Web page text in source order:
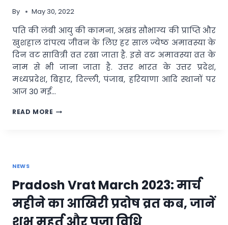
कई
मिलेंगे
कई
लाभ
By May 30, 2022
पति की लंबी आयु की कामना, अखंड सौभाग्य की प्राप्ति और
खुशहाल दांपत्य जीवन के लिए हर साल ज्येष्ठ अमावस्या के
दिन वट सावित्री व्रत रखा जाता है. इसे वट अमावस्या व्रत के
नाम से भी जाना जाता है. उत्तर भारत के उत्तर प्रदेश,
मध्यप्रदेश, बिहार, दिल्ली, पंजाब, हरियाणा आदि स्थानों पर
आज 30 मई…
READ MORE VAT
रखा
जाएगा
वट
पूर्णिमा
NEWS
Pradosh Vrat March 2023: मार्च
महीने का आखिरी प्रदोष व्रत कब, जानें
शुभ मुहूर्त और पूजा विधि